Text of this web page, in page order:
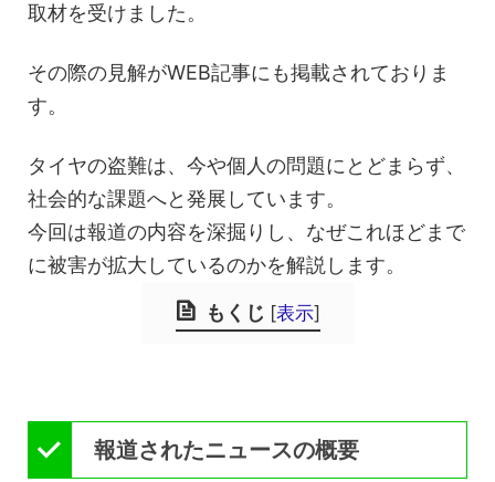
取材を受けました。
その際の見解がWEB記事にも掲載されておりま
す。
タイヤの盗難は、今や個人の問題にとどまらず、
社会的な課題へと発展しています。
今回は報道の内容を深掘りし、なぜこれほどまで
に被害が拡大しているのかを解説します。
もくじ [表示]
報道されたニュースの概要